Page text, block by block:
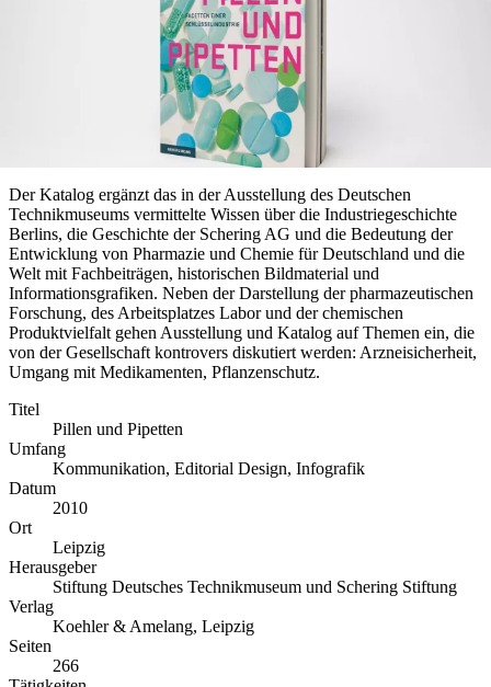
Der Katalog ergänzt das in der Ausstellung des Deutschen
Technikmuseums vermittelte Wissen über die Industriegeschichte
Berlins, die Geschichte der Schering AG und die Bedeutung der
Entwicklung von Pharmazie und Chemie für Deutschland und die
Welt mit Fachbeiträgen, historischen Bildmaterial und
Informationsgrafiken. Neben der Darstellung der pharmazeutischen
Forschung, des Arbeitsplatzes Labor und der chemischen
Produktvielfalt gehen Ausstellung und Katalog auf Themen ein, die
von der Gesellschaft kontrovers diskutiert werden: Arzneisicherheit,
Umgang mit Medikamenten, Pflanzenschutz.
Titel
Pillen und Pipetten
Umfang
Kommunikation, Editorial Design, Infografik
Datum
2010
Ort
Leipzig
Herausgeber
Stiftung Deutsches Technikmuseum und Schering Stiftung
Verlag
Koehler & Amelang, Leipzig
Seiten
266